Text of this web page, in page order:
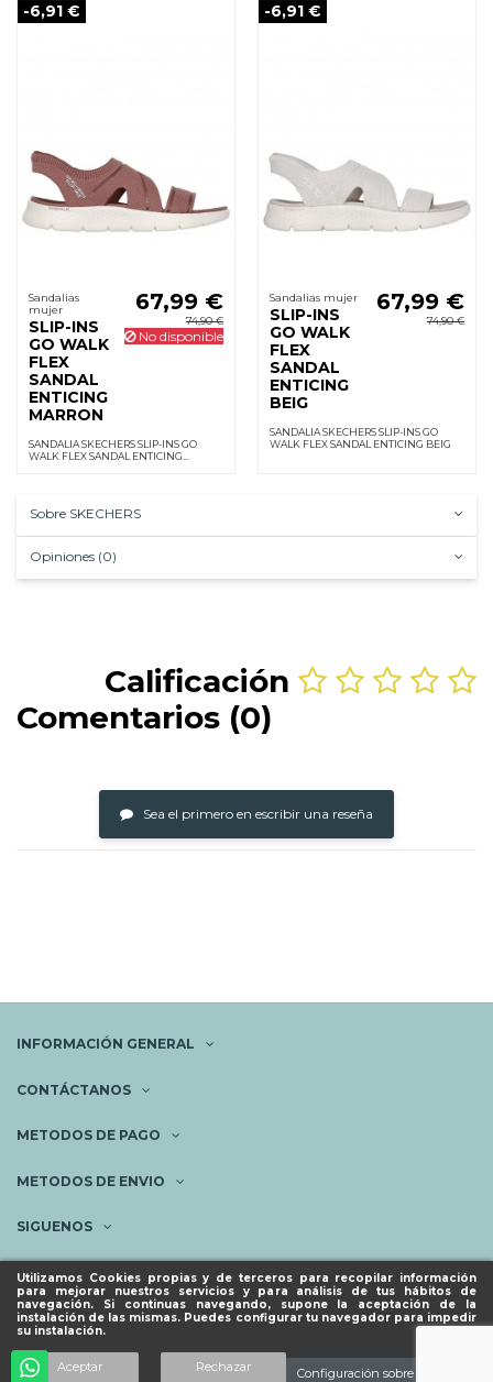
Utilizamos Cookies propias y de terceros para recopilar información
para mejorar nuestros servicios y para análisis de tus hábitos de
navegación. Si continuas navegando, supone la aceptación de la
instalación de las mismas. Puedes configurar tu navegador para impedir
su instalación.
Aceptar Rechazar Configuración sobre cookies
Añadir al carrito
-6,91 €
Sandalias
mujer
SLIP-INS
GO WALK
FLEX
SANDAL
ENTICING
MARRON
67,99 €
74,90 €
No disponible
SANDALIA SKECHERS SLIP-INS GO
WALK FLEX SANDAL ENTICING
-6,91 €
Sandalias mujer
SLIP-INS
GO WALK
FLEX
SANDAL
ENTICING
BEIG
67,99 €
74,90 €
SANDALIA SKECHERS SLIP-INS GO
WALK FLEX SANDAL ENTICING BEIG
Sobre SKECHERS
Opiniones (0)
Calificación
Comentarios (0)
Sea el primero en escribir una reseña
INFORMACIÓN GENERAL
CONTÁCTANOS
METODOS DE PAGO
METODOS DE ENVIO
SIGUENOS
NEWSLETTER